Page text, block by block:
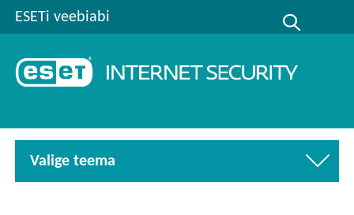
ESETi veebiabi
Valige teema